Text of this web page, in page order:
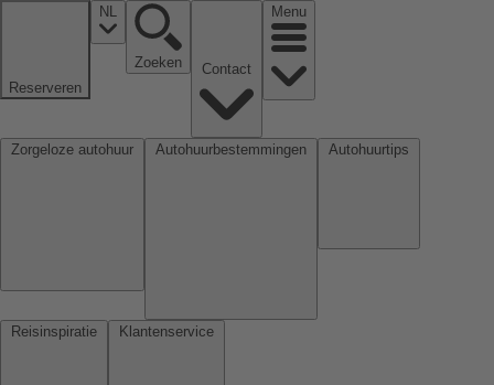
Reserveren
NL
Zoeken
Menu